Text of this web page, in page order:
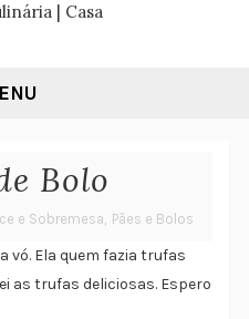
| Casa
Bolo
e Sobremesa, Pães e Bolos
vó. Ela quem fazia trufas
as trufas deliciosas. Espero